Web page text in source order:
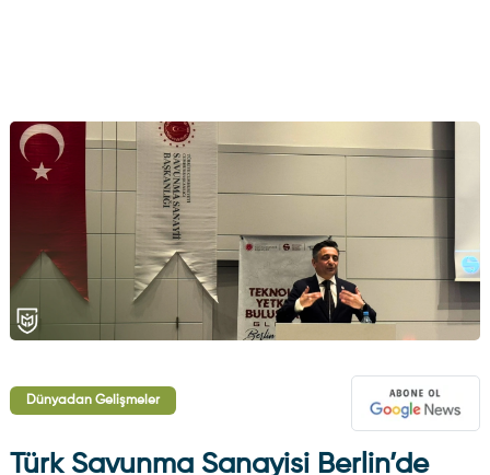
Dünyadan Gelişmeler
Türk Savunma Sanayisi Berlin’de